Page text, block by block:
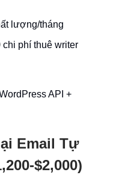
lượng/tháng
phí thuê writer
API +
Email Tự
$2,000)